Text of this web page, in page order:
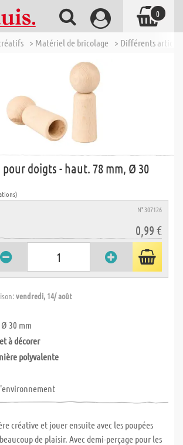
> Matériel de bricolage > Différents
doigts - haut. 78 mm, Ø 30
N° 307126
0,99 €
vendredi, 14/ août
30 mm
à décorer
polyvalente
créative et jouer ensuite avec les poupées
de plaisir. Avec demi-perçage pour les
0